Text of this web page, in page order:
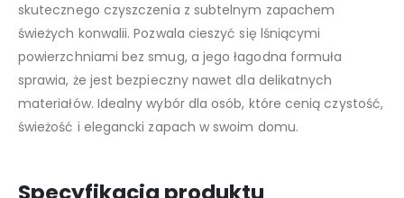
skutecznego czyszczenia z subtelnym zapachem
świeżych konwalii. Pozwala cieszyć się lśniącymi
powierzchniami bez smug, a jego łagodna formuła
sprawia, że jest bezpieczny nawet dla delikatnych
materiałów. Idealny wybór dla osób, które cenią czystość,
świeżość i elegancki zapach w swoim domu.